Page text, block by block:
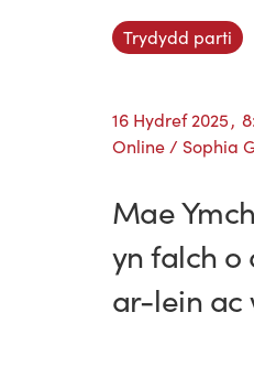
Trydydd parti
16 Hydref 2025 ,
Online / Sophia
Mae
yn falch o
ar-lein ac